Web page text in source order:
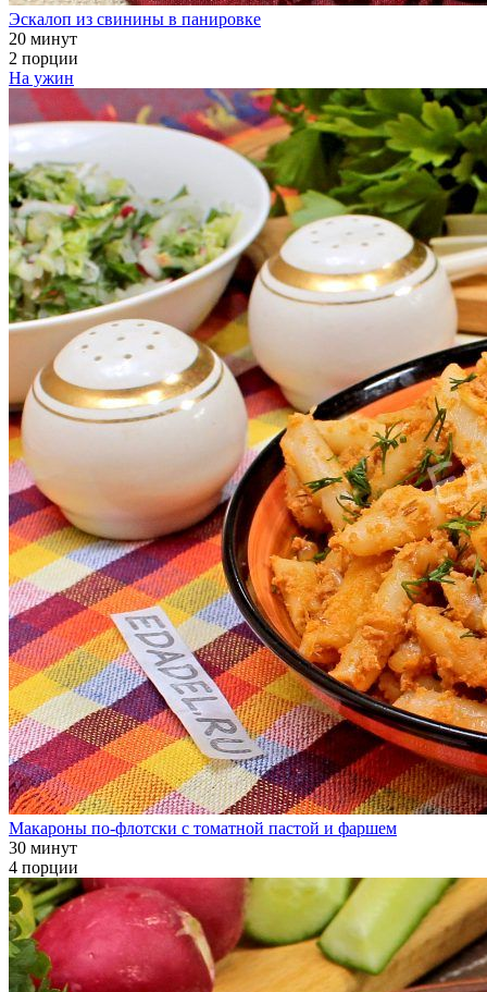
Эскалоп из свинины в панировке
20 минут
2 порции
На ужин
Макароны по-флотски с томатной пастой и фаршем
30 минут
4 порции